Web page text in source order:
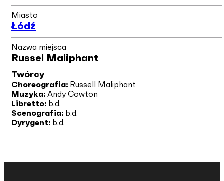
Miasto
Łódź
Nazwa miejsca
Russel Maliphant
Twórcy
Choreografia: Russell Maliphant
Muzyka: Andy Cowton
Libretto: b.d.
Scenografia: b.d.
Dyrygent: b.d.